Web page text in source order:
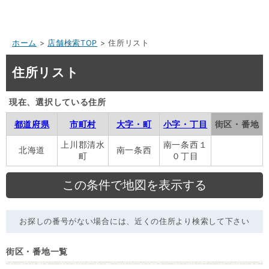
ホーム > 店舗検索TOP > 住所リスト
住所リスト
現在、選択している住所
都道府県 市町村 大字・町 小字・丁目 街区・番地
北海道
上川郡清水
町
南一条西
南一条西１
０丁目
お探しの番号がない場合には、近くの住所より検索して下さい
街区・番地一覧